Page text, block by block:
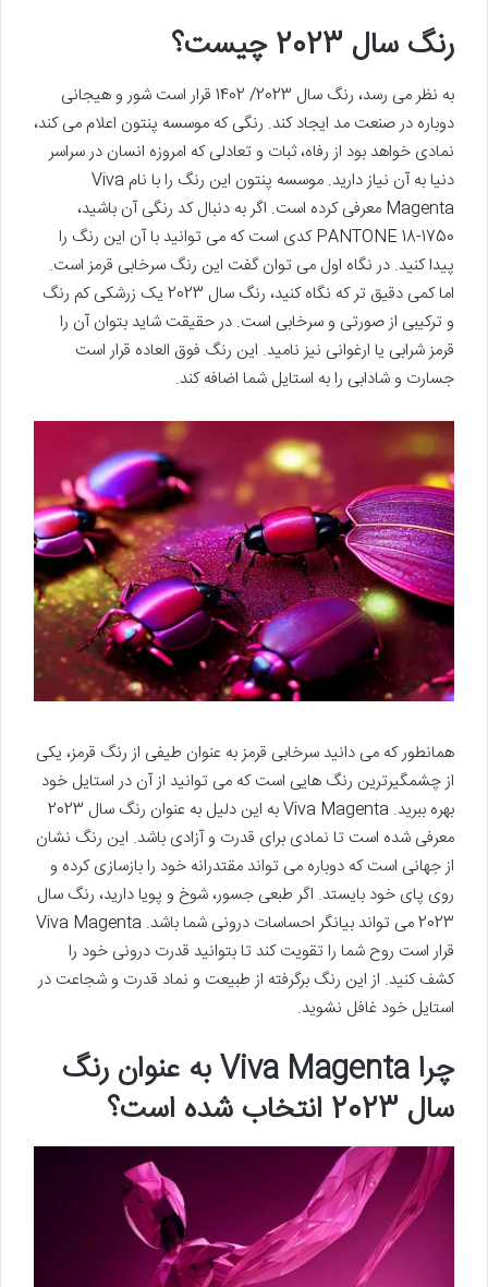
رنگ سال 2023 چیست؟
به نظر می رسد، رنگ سال 2023/ 1402 قرار است شور و هیجانی
دوباره در صنعت مد ایجاد کند. رنگی که موسسه پنتون اعلام می کند،
نمادی خواهد بود از رفاه، ثبات و تعادلی که امروزه انسان در سراسر
دنیا به آن نیاز دارید. موسسه پنتون این رنگ را با نام Viva
Magenta معرفی کرده است. اگر به دنبال کد رنگی آن باشید،
PANTONE 18-1750 کدی است که می توانید با آن این رنگ را
پیدا کنید. در نگاه اول می توان گفت این رنگ سرخابی قرمز است.
اما کمی دقیق تر که نگاه کنید، رنگ سال 2023 یک زرشکی کم رنگ
و ترکیبی از صورتی و سرخابی است. در حقیقت شاید بتوان آن را
قرمز شرابی یا ارغوانی نیز نامید. این رنگ فوق العاده قرار است
جسارت و شادابی را به استایل شما اضافه کند.
همانطور که می دانید سرخابی قرمز به عنوان طیفی از رنگ قرمز، یکی
از چشمگیرترین رنگ هایی است که می توانید از آن در استایل خود
بهره ببرید. Viva Magenta به این دلیل به عنوان رنگ سال 2023
معرفی شده است تا نمادی برای قدرت و آزادی باشد. این رنگ نشان
از جهانی است که دوباره می تواند مقتدرانه خود را بازسازی کرده و
روی پای خود بایستد. اگر طبعی جسور، شوخ و پویا دارید، رنگ سال
2023 می تواند بیانگر احساسات درونی شما باشد. Viva Magenta
قرار است روح شما را تقویت کند تا بتوانید قدرت درونی خود را
کشف کنید. از این رنگ برگرفته از طبیعت و نماد قدرت و شجاعت در
استایل خود غافل نشوید.
چرا Viva Magenta به عنوان رنگ
سال 2023 انتخاب شده است؟